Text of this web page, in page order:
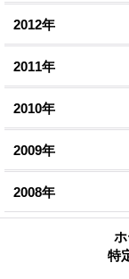
1月 (2)
1月 (1)
3月 (1)
2月 (2)
7月 (9)
2月 (1)
1月 (2)
8月 (4)
6月 (5)
2月 (1)
1月 (1)
9月 (1)
8月 (4)
6月 (3)
3月 (1)
10月 (3)
9月 (1)
8月 (2)
7月 (1)
5月 (1)
11月 (3)
10月 (4)
8月 (3)
7月 (2)
6月 (4)
11月 (2)
10月 (2)
9月 (4)
8月 (4)
2012年
11月 (4)
10月 (1)
9月 (1)
2011年
11月 (4)
10月 (1)
2010年
11月 (4)
2009年
2008年
特